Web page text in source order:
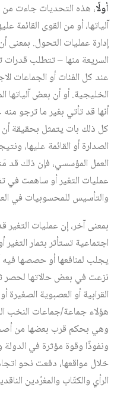
أولًا، هذه التحديات جاءت من
آلياتها، أو من القوى القائمة
إدارة عمليات التحول.
السريعة منها – تتطلب قدرات
عند كل الفئات أو الجماعات
الخليجية. أو أن بعض آلياتها
أنها قد تأتي بغير ما ترجو منه
كل ذلك بات يتمثل بحقيقة أن
الصدارة أو القائمة عليها،
العمل المؤسسي، فإن ذلك
عمليات التغير أو ساهمت في
والتأسيس للمحسوبيات في
بمعنى آخر، إن عمليات التغير
اجتماعية تستأثر بثمار التغير
يجلب لمنافعها أو حصصها
نزعت في بعض حالاتها لحصر
القرابية أو العصبوية الصغيرة
هؤلاء جماعة/جماعات النخب
وهي بحكم قرب بعضها من
ونفوذًا وقوة مؤثرة في
خلال مواقعها، دفعت نحو
الرأي والكتّاب والمغرّدين